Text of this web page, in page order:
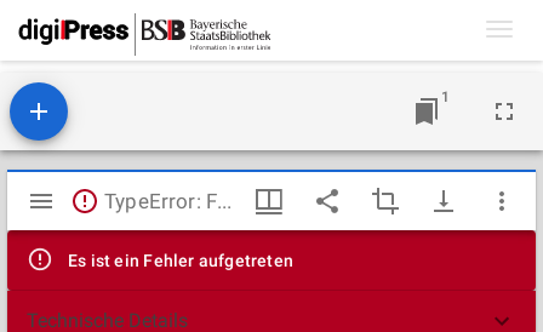
1
Mirador
Viewer
TypeError: Failed to fetch
Es ist ein Fehler aufgetreten
Technische Details